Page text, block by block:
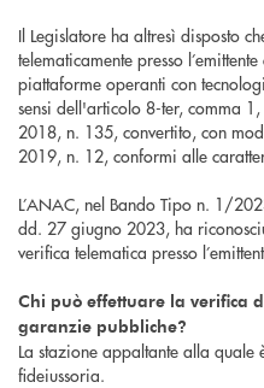
Il Legislatore ha altresì disposto
telematicamente presso
piattaforme operanti con
sensi dell'articolo 8-ter, comma
2018, n. 135, convertito, con
2019, n. 12, conformi alle
L’ANAC, nel Bando Tipo n. 1/
dd. 27 giugno 2023, ha
verifica telematica presso
Chi può effettuare la verifica
garanzie pubbliche?
La stazione appaltante alla quale
fideiussoria.